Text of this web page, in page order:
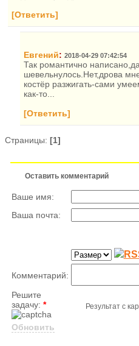
[Ответить]
Евгений: 2018-04-29 07:42:54
Так романтично
шевельнулось.Нет,дрова
костёр разжигать-сами
как-то...
[Ответить]
Страницы: [1]
Оставить комментарий
Ваше имя:
Ваша почта:
Комментарий:
Решите
задачу: *
Обновить
Результат с